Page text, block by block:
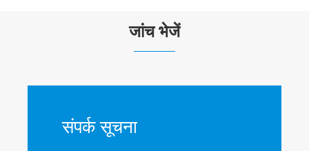
जांच भेजें
संपर्क सूचना